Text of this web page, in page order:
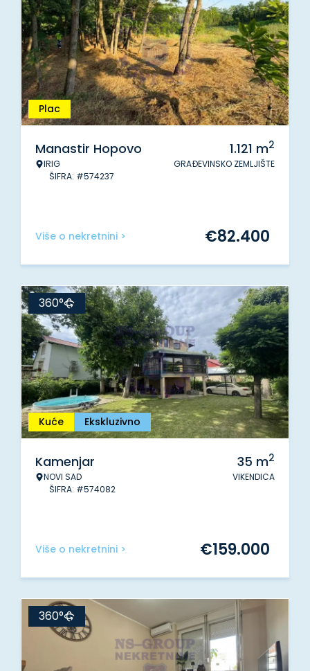
Plac
Manastir Hopovo
IRIG
ŠIFRA: #574237
1.121 m2
GRAĐEVINSKO ZEMLJIŠTE
Više o nekretnini > €82.400
Kuće Ekskluzivno
360°
Kamenjar
NOVI SAD
ŠIFRA: #574082
35 m2
VIKENDICA
Više o nekretnini > €159.000
360°